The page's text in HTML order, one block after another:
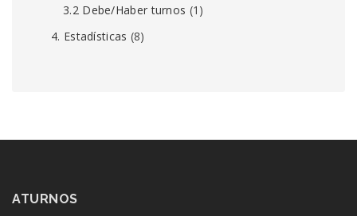
3.2 Debe/Haber turnos (1)
4. Estadísticas (8)
ATURNOS